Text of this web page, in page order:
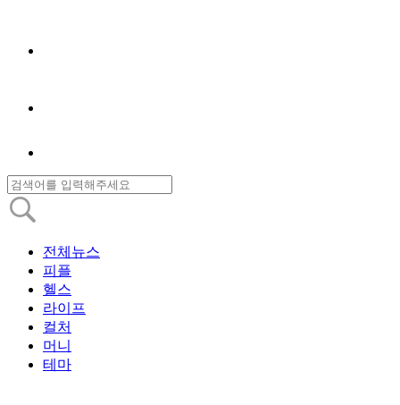
전체뉴스
피플
헬스
라이프
컬처
머니
테마